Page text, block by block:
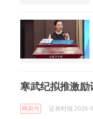
寒武纪拟推激励
网易号 证券时报 2026-